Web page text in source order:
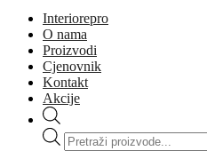
Interiorepro
O nama
Proizvodi
Cjenovnik
Kontakt
Akcije
Products
search